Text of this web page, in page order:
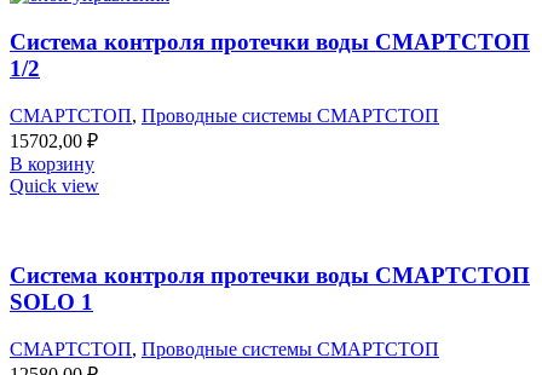
Система контроля протечки воды СМАРТСТОП
1/2
СМАРТСТОП, Проводные системы СМАРТСТОП
15702,00 ₽
В корзину
Quick view
Система контроля протечки воды СМАРТСТОП
SOLO 1
СМАРТСТОП, Проводные системы СМАРТСТОП